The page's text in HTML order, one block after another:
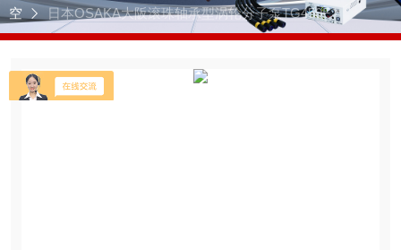
空
日本OSAKA大阪滚珠轴承型涡轮分子泵TG450F